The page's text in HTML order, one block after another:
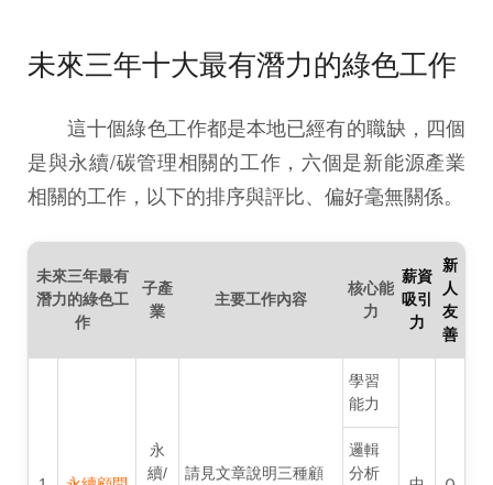
未來三年十大最有潛力的綠色工作
這十個綠色工作都是本地已經有的職缺，四個
是與永續/碳管理相關的工作，六個是新能源產業
相關的工作，以下的排序與評比、偏好毫無關係。
未來三年最有
潛力的綠色工
作
子產
業
主要工作內容
核心能
力
薪資
吸引
力
新
人
友
善
永
續/
請見文章說明三種顧
學習
能力
邏輯
分析